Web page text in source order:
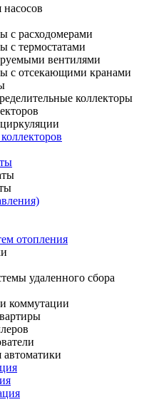
с расходомерами
с термостатами
вентилями
с отсекающими кранами
коллекторы
отопления
удаленного сбора
коммутации